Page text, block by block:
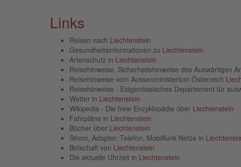
Links
Reisen nach Liechtenstein
Gesundheitsinformationen zu Liechtenstein
Artenschutz in Liechtenstein
Reisehinweise, Sicherheitshinweise des Auswärtigen
Reisehinweise vom Aussenministerium Österreich
Reisehinweise - Eidgenössisches Departement für
Wetter in Liechtenstein
Wikipedia - Die freie Enzyklopädie über Liechtenstein
Fahrpläne in Liechtenstein
Bücher über Liechtenstein
Strom, Adapter, Telefon, Mobilfunk Netze in
Botschaft von Liechtenstein
Die aktuelle Uhrzeit in Liechtenstein